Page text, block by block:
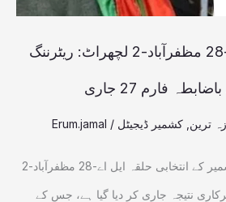
انتخابی حلقہ ایل اے-28 مظفرآباد-2 لچھراٹ: ریٹرننگ
فارم 27 جاری
ترین کشمیر ڈیجیٹل /
Erum.jamal
مظفرآباد: آزاد جموں و کشمیر کے انتخابی حلقہ ایل اے-28 مظفرآباد-2
نتیجہ جاری کر دیا گیا ہے، جس کے